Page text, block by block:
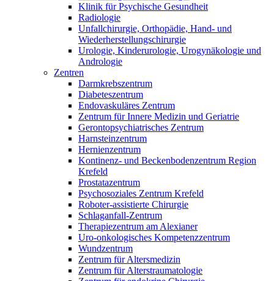
Klinik für Psychische Gesundheit
Radiologie
Unfallchirurgie, Orthopädie, Hand- und
Wiederherstellungschirurgie
Urologie, Kinderurologie, Urogynäkologie und
Andrologie
Zentren
Darmkrebszentrum
Diabeteszentrum
Endovaskuläres Zentrum
Zentrum für Innere Medizin und Geriatrie
Gerontopsychiatrisches Zentrum
Harnsteinzentrum
Hernienzentrum
Kontinenz- und Beckenbodenzentrum Region
Krefeld
Prostatazentrum
Psychosoziales Zentrum Krefeld
Roboter-assistierte Chirurgie
Schlaganfall-Zentrum
Therapiezentrum am Alexianer
Uro-onkologisches Kompetenzzentrum
Wundzentrum
Zentrum für Altersmedizin
Zentrum für Alterstraumatologie